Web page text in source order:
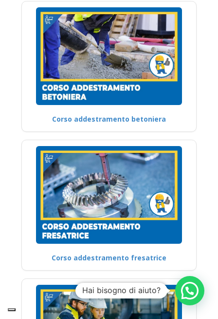
Corso addestramento betoniera
Corso addestramento fresatrice
Hai bisogno di aiuto?